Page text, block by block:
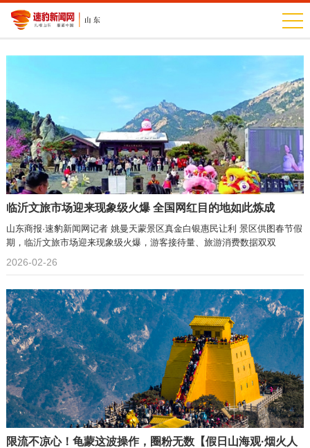
临沂文旅市场迎来现象级火爆 全国网红目的地如此炼成
山东商报·速豹新闻网记者 姚曼天蒙景区真金白银惠民让利 景区供图春节假
期，临沂文旅市场迎来现象级火爆，游客接待量、旅游消费数据双双
2026-02-26
限流不凉心！龟蒙这波操作，圈粉无数【假日山海观·烟火人